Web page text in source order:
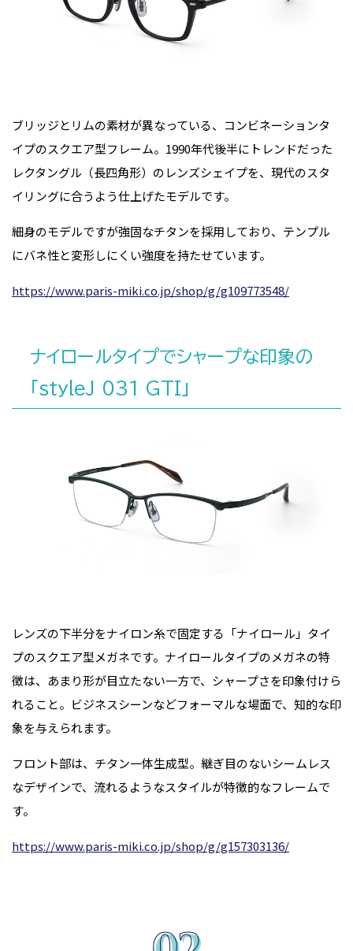
ブリッジとリムの素材が異なっている、コンビネーションタ
イプのスクエア型フレーム。1990年代後半にトレンドだった
レクタングル（長四角形）のレンズシェイプを、現代のスタ
イリングに合うよう仕上げたモデルです。
細身のモデルですが強固なチタンを採用しており、テンプル
にバネ性と変形しにくい強度を持たせています。
https://www.paris-miki.co.jp/shop/g/g109773548/
ナイロールタイプでシャープな印象の
「styleJ 031 GTI」
レンズの下半分をナイロン糸で固定する「ナイロール」タイ
プのスクエア型メガネです。ナイロールタイプのメガネの特
徴は、あまり形が目立たない一方で、シャープさを印象付けら
れること。ビジネスシーンなどフォーマルな場面で、知的な印
象を与えられます。
フロント部は、チタン一体生成型。継ぎ目のないシームレス
なデザインで、流れるようなスタイルが特徴的なフレームで
す。
https://www.paris-miki.co.jp/shop/g/g157303136/